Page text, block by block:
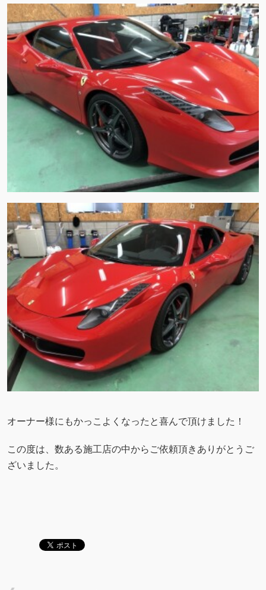
オーナー様にもかっこよくなったと喜んで頂けました！
この度は、数ある施工店の中からご依頼頂きありがとうご
ざいました。